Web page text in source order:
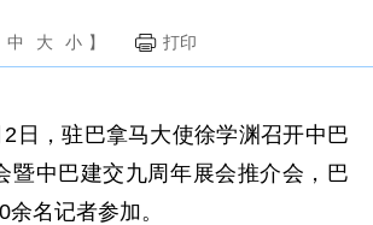
中 大 小 】 打印
日，驻巴拿马大使徐学渊召开中巴
暨中巴建交九周年展会推介会，巴
名记者参加。